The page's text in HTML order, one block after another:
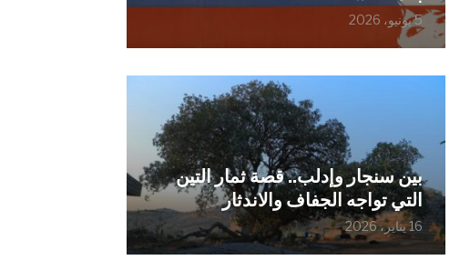
5 يونيو، 2026
بين سنجار وإدلب.. قصة ثمار التين
التي تواجه الجفاف والاندثار
16 يناير، 2026